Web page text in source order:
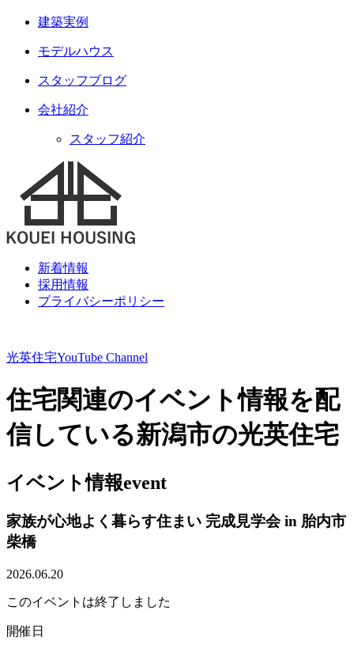
建築実例
モデルハウス
スタッフブログ
会社紹介
スタッフ紹介
新着情報
採用情報
プライバシーポリシー
光英住宅YouTube Channel
住宅関連のイベント情報を配
信している新潟市の光英住宅
イベント情報event
家族が心地よく暮らす住まい 完成見学会 in 胎内市
柴橋
2026.06.20
このイベントは終了しました
開催日